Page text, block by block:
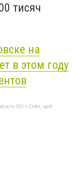
тисяч
на
в этом году
Ctrl + Enter, щоб